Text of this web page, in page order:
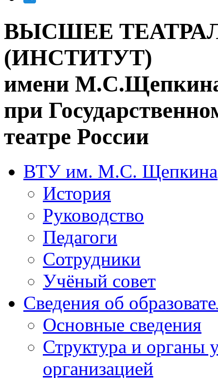
ВЫСШЕЕ
(ИНСТИТУТ)
имени
при
театре России
ВТУ им. М.С. Щепкина
История
Руководство
Педагоги
Сотрудники
Учёный совет
Сведения об
Основные сведения
Структура и органы
организацией